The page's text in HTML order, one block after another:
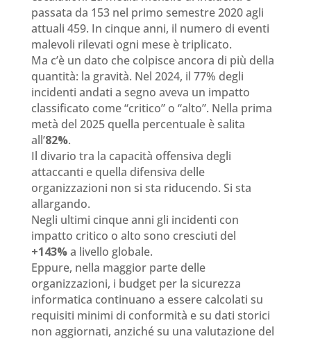
passata da 153 nel primo semestre 2020 agli
attuali 459. In cinque anni, il numero di eventi
malevoli rilevati ogni mese è triplicato.
Ma c’è un dato che colpisce ancora di più della
quantità: la gravità. Nel 2024, il 77% degli
incidenti andati a segno aveva un impatto
classificato come “critico” o “alto”. Nella prima
metà del 2025 quella percentuale è salita
all’82%.
Il divario tra la capacità offensiva degli
attaccanti e quella difensiva delle
organizzazioni non si sta riducendo. Si sta
allargando.
Negli ultimi cinque anni gli incidenti con
impatto critico o alto sono cresciuti del
+143%a livello globale.
Eppure, nella maggior parte delle
organizzazioni, i budget per la sicurezza
informatica continuano a essere calcolati su
requisiti minimi di conformità e su dati storici
non aggiornati, anziché su una valutazione del